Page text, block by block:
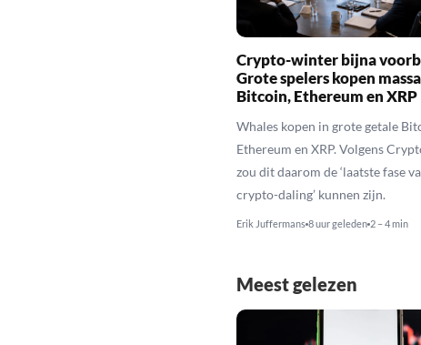
Crypto-winter bijna
Grote spelers kopen
Bitcoin, Ethereum en XRP
Whales kopen in grote getale
Ethereum en XRP. Volgens
zou dit daarom de ‘laatste fase
crypto-daling’ kunnen zijn.
Erik Juffermans 8 uur geleden 2 – 4 min
Meest gelezen